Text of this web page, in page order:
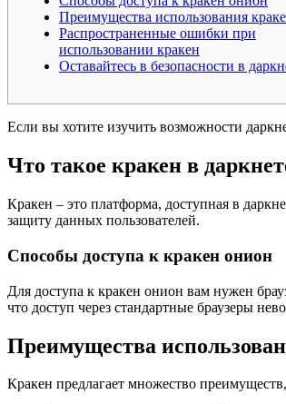
Преимущества использования
Распространенные ошибки при
использовании кракен
Оставайтесь в безопасности в
Если вы хотите изучить возможности
Что такое кракен в
Кракен – это платформа, доступная в
защиту данных пользователей.
Способы доступа к кракен онион
Для доступа к кракен онион вам нужен
что доступ через стандартные браузеры
Преимущества
Кракен предлагает множество